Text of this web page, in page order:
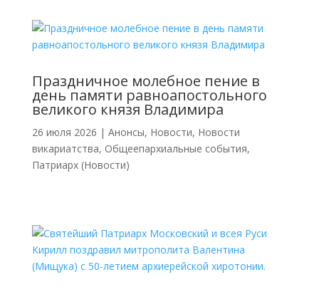
Праздничное молебное пение в
день памяти равноапостольного
великого князя Владимира
26 июля 2026 | Анонсы, Новости, Новости
викариатства, Общеепархиальные события,
Патриарх (Новости)